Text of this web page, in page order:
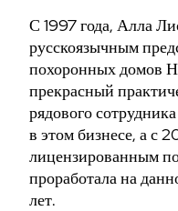
С 1997 года, Алла
русскоязычным
похоронных домов
прекрасный
рядового
в этом бизнесе, а с
лицензированным
проработала на
лет.